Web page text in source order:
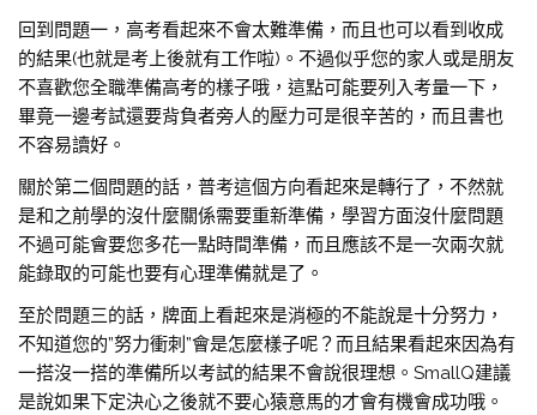
回到問題一，高考看起來不會太難準備，而且也可以看到收成
的結果(也就是考上後就有工作啦)。不過似乎您的家人或是朋友
不喜歡您全職準備高考的樣子哦，這點可能要列入考量一下，
畢竟一邊考試還要背負者旁人的壓力可是很辛苦的，而且書也
不容易讀好。
關於第二個問題的話，普考這個方向看起來是轉行了，不然就
是和之前學的沒什麼關係需要重新準備，學習方面沒什麼問題
不過可能會要您多花一點時間準備，而且應該不是一次兩次就
能錄取的可能也要有心理準備就是了。
至於問題三的話，牌面上看起來是消極的不能說是十分努力，
不知道您的”努力衝刺”會是怎麼樣子呢？而且結果看起來因為有
一搭沒一搭的準備所以考試的結果不會說很理想。SmallQ建議
是說如果下定決心之後就不要心猿意馬的才會有機會成功哦。